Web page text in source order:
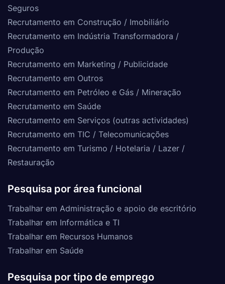
Seguros
Recrutamento em Construção / Imobiliário
Recrutamento em Indústria Transformadora /
Produção
Recrutamento em Marketing / Publicidade
Recrutamento em Outros
Recrutamento em Petróleo e Gás / Mineração
Recrutamento em Saúde
Recrutamento em Serviços (outras actividades)
Recrutamento em TIC / Telecomunicações
Recrutamento em Turismo / Hotelaria / Lazer /
Restauração
Pesquisa por área funcional
Trabalhar em Administração e apoio de escritório
Trabalhar em Informática e TI
Trabalhar em Recursos Humanos
Trabalhar em Saúde
Pesquisa por tipo de emprego